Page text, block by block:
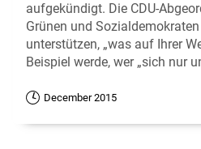
aufgekündigt. Die CDU-
Grünen und
unterstützen, „was auf Ihrer
Beispiel werde, wer „sich nur
December 2015